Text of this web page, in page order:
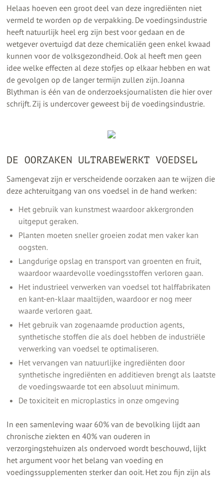
Helaas hoeven een groot deel van deze ingrediënten niet
vermeld te worden op de verpakking. De voedingsindustrie
heeft natuurlijk heel erg zijn best voor gedaan en de
wetgever overtuigd dat deze chemicaliën geen enkel kwaad
kunnen voor de volksgezondheid. Ook al heeft men geen
idee welke effecten al deze stofjes op elkaar hebben en wat
de gevolgen op de langer termijn zullen zijn. Joanna
Blythman is één van de onderzoeksjournalisten die hier over
schrijft. Zij is undercover geweest bij de voedingsindustrie.
DE OORZAKEN ULTRABEWERKT VOEDSEL
Samengevat zijn er verscheidende oorzaken aan te wijzen die
deze achteruitgang van ons voedsel in de hand werken:
Het gebruik van kunstmest waardoor akkergronden
uitgeput geraken.
Planten moeten sneller groeien zodat men vaker kan
oogsten.
Langdurige opslag en transport van groenten en fruit,
waardoor waardevolle voedingsstoffen verloren gaan.
Het industrieel verwerken van voedsel tot halffabrikaten
en kant-en-klaar maaltijden, waardoor er nog meer
waarde verloren gaat.
Het gebruik van zogenaamde production agents,
synthetische stoffen die als doel hebben de industriële
verwerking van voedsel te optimaliseren.
Het vervangen van natuurlijke ingrediënten door
synthetische ingrediënten en additieven brengt als laatste
de voedingswaarde tot een absoluut minimum.
De toxiciteit en microplastics in onze omgeving
In een samenleving waar 60% van de bevolking lijdt aan
chronische ziekten en 40% van ouderen in
verzorgingstehuizen als ondervoed wordt beschouwd, lijkt
het argument voor het belang van voeding en
voedingssupplementen sterker dan ooit. Het zou fijn zijn als